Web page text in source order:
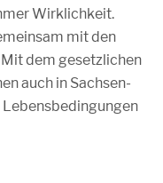
Wirklichkeit.
mit den
dem gesetzlichen
auch in Sachsen-